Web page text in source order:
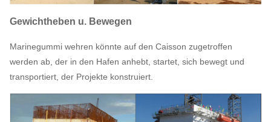
Gewichtheben u. Bewegen
Marinegummi wehren könnte auf den Caisson zugetroffen
werden ab, der in den Hafen anhebt, startet, sich bewegt und
transportiert, der Projekte konstruiert.